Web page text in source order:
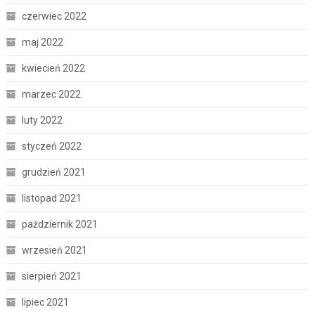
czerwiec 2022
maj 2022
kwiecień 2022
marzec 2022
luty 2022
styczeń 2022
grudzień 2021
listopad 2021
październik 2021
wrzesień 2021
sierpień 2021
lipiec 2021